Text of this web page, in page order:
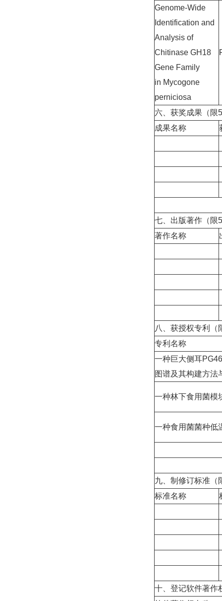
Genome-Wide
Identification and
Analysis of
Chitinase GH18
Gene Family
in Mycogone
perniciosa
六、获奖成果（限
成果名称
七、出版著作（限
著作名称
八、获授权专利（
专利名称
一种巨大侧耳
图谱及其构建方法
一种林下食用菌模
一种食用菌菌种低
九、制修订标准（
标准名称
十、登记软件著作